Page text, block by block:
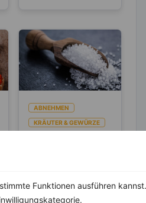
Funktionen ausführen
ABNEHMEN
KRÄUTER & GEWÜRZE
lebenswichtiger Stoff